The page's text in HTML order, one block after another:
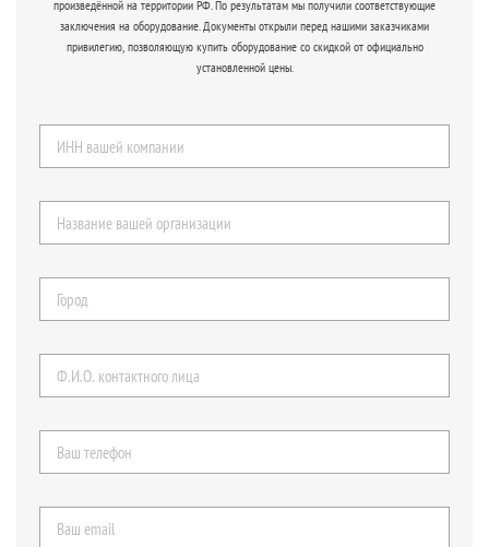
произведённой на территории РФ. По результатам мы получили соответствующие
заключения на оборудование. Документы открыли перед нашими заказчиками
привилегию, позволяющую купить оборудование со скидкой от официально
установленной цены.